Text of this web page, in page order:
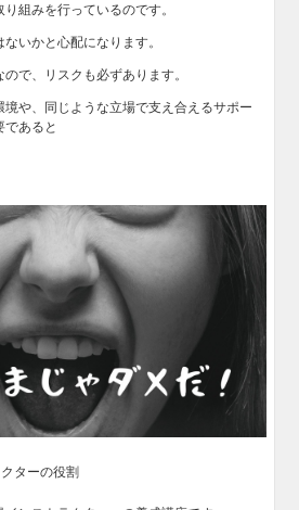
組みを行っているのです。
いかと心配になります。
で、リスクも必ずあります。
や、同じような立場で支え合えるサポー
であると
ターの役割